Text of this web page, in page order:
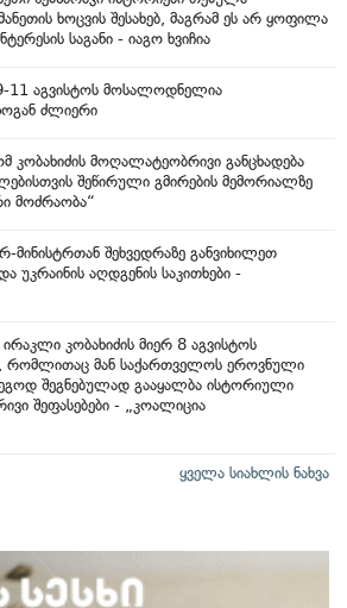
ხოცვის შესახებ, მაგრამ ეს არ ყოფილა
საგანი - იაგო ხვიჩია
11 აგვისტოს მოსალოდნელია
ძლიერი
კობახიძის მოღალატეობრივი განცხადება
შეწირული გმირების მემორიალზე
მოძრაობა“
მინისტრთან შეხვედრაზე განვიხილეთ
უკრაინის აღდგენის საკითხები -
კობახიძის მიერ 8 აგვისტოს
რომლითაც მან საქართველოს ეროვნული
შეგნებულად გააყალბა ისტორიული
შეფასებები - „კოალიცია
ყველა სიახლის ნახვა